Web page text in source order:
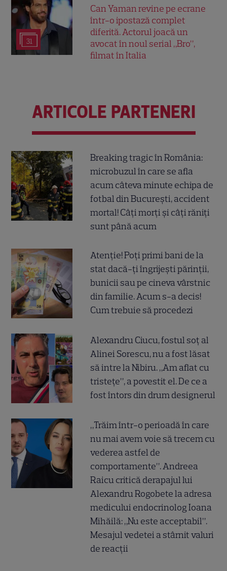
31
Can Yaman revine pe ecrane
într-o ipostază complet
diferită. Actorul joacă un
avocat în noul serial „Bro”,
filmat în Italia
ARTICOLE PARTENERI
Breaking tragic în România:
microbuzul în care se afla
acum câteva minute echipa de
fotbal din București, accident
mortal! Câți morți și câți răniți
sunt până acum
Atenție! Poți primi bani de la
stat dacă-ți îngrijești părinții,
bunicii sau pe cineva vârstnic
din familie. Acum s-a decis!
Cum trebuie să procedezi
Alexandru Ciucu, fostul soț al
Alinei Sorescu, nu a fost lăsat
să intre la Nibiru. „Am aflat cu
tristețe”, a povestit el. De ce a
fost întors din drum designerul
„Trăim într-o perioadă în care
nu mai avem voie să trecem cu
vederea astfel de
comportamente”. Andreea
Raicu critică derapajul lui
Alexandru Rogobete la adresa
medicului endocrinolog Ioana
Mihăilă: „Nu este acceptabil”.
Mesajul vedetei a stârnit valuri
de reacții